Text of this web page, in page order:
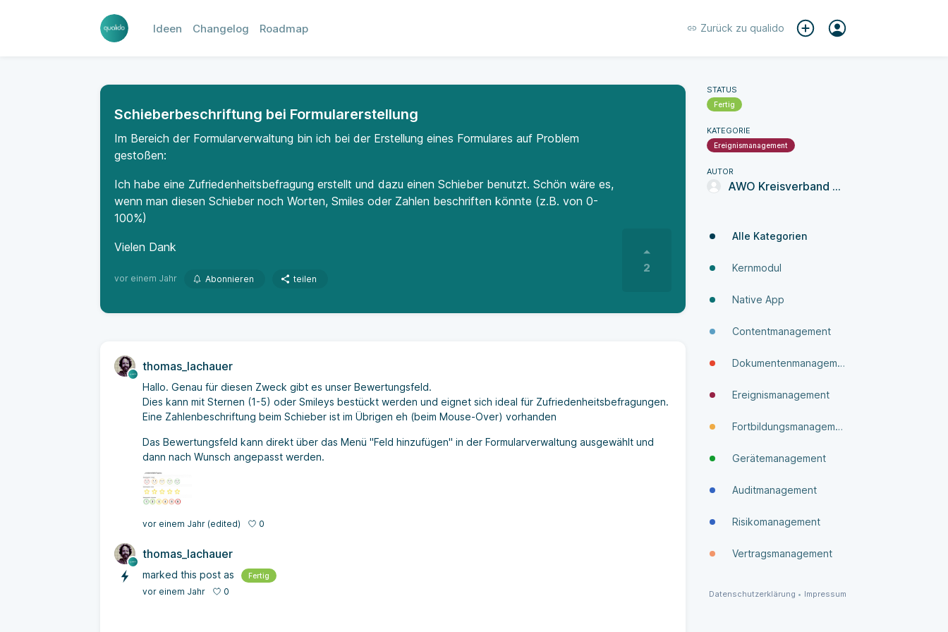
Ideen Changelog Roadmap Zurück zu qualido
Schieberbeschriftung bei Formularerstellung
Im Bereich der Formularverwaltung bin ich bei der Erstellung eines Formulares auf Problem
gestoßen:
Ich habe eine Zufriedenheitsbefragung erstellt und dazu einen Schieber benutzt. Schön wäre es,
wenn man diesen Schieber noch Worten, Smiles oder Zahlen beschriften könnte (z.B. von 0-
100%)
Vielen Dank
vor einem Jahr Abonnieren teilen
2
thomas_lachauer
Hallo. Genau für diesen Zweck gibt es unser Bewertungsfeld.
Dies kann mit Sternen (1-5) oder Smileys bestückt werden und eignet sich ideal für Zufriedenheitsbefragungen.
Eine Zahlenbeschriftung beim Schieber ist im Übrigen eh (beim Mouse-Over) vorhanden
Das Bewertungsfeld kann direkt über das Menü "Feld hinzufügen" in der Formularverwaltung ausgewählt und
dann nach Wunsch angepasst werden.
vor einem Jahr (edited) 0
thomas_lachauer
marked this post as Fertig
vor einem Jahr 0
STATUS
Fertig
KATEGORIE
Ereignismanagement
AUTOR
AWO Kreisverband Nürnberg
Alle Kategorien
Kernmodul
Native App
Contentmanagement
Dokumenten­manage­ment
Ereignismanagement
Fortbildungsmanagement
Gerätemanagement
Auditmanagement
Risikomanagement
Vertragsmanagement
Datenschutzerklärung • Impressum